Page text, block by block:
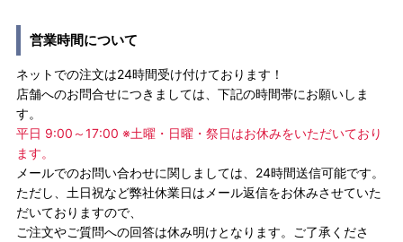
営業時間について
ネットでの注文は24時間受け付けております！
店舗へのお問合せにつきましては、下記の時間帯にお願いしま
す。
平日 9:00～17:00 ※土曜・日曜・祭日はお休みをいただいており
ます。
メールでのお問い合わせに関しましては、24時間送信可能です。
ただし、土日祝など弊社休業日はメール返信をお休みさせていた
だいておりますので、
ご注文やご質問への回答は休み明けとなります。ご了承くださ